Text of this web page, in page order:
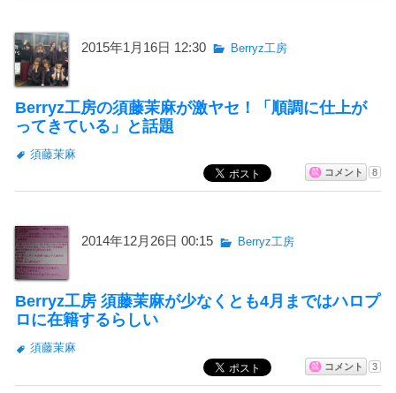
2015年1月16日 12:30 Berryz工房
Berryz工房の須藤茉麻が激ヤセ！「順調に仕上が
ってきている」と話題
須藤茉麻
コメント 8
2014年12月26日 00:15 Berryz工房
Berryz工房 須藤茉麻が少なくとも4月まではハロプ
ロに在籍するらしい
須藤茉麻
コメント 3